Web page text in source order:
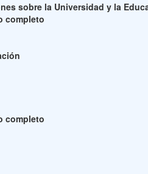
sobre la Universidad y la
completo
completo